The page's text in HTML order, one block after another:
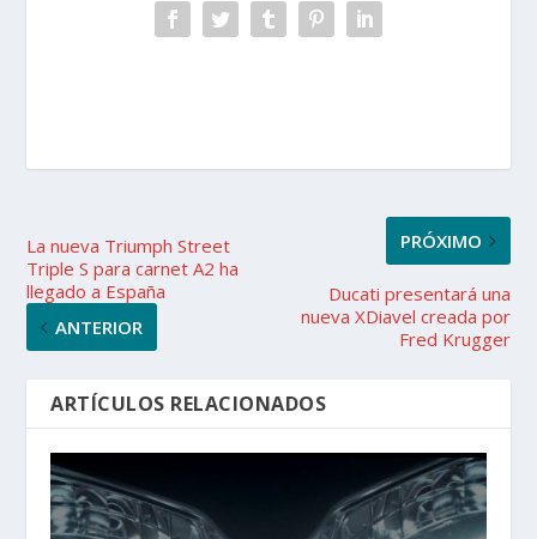
La nueva Triumph Street
Triple S para carnet A2 ha
llegado a España
ANTERIOR
PRÓXIMO
Ducati presentará una
nueva XDiavel creada por
Fred Krugger
ARTÍCULOS RELACIONADOS